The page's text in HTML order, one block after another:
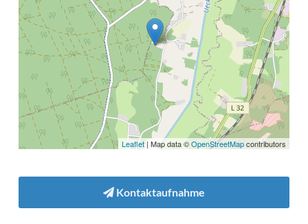
Leaflet | Map data ©OpenStreetMapcontributors
Kontaktaufnahme